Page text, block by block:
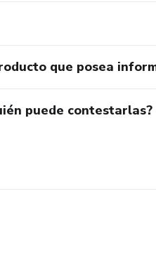
que posea
puede contestarlas?